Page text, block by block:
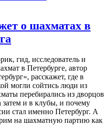
о шахматах в
гид, исследователь и
в Петербурге, автор
расскажет, где в
могли сойтись люди из
перебирались из дворцов
затем и в клубы, и почему
стал именно Петербург. А
на шахматную партию как